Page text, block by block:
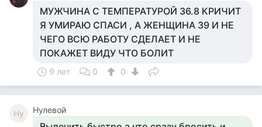
МУЖЧИНА С ТЕМПЕРАТУРОЙ 36.8 КРИЧИТ
Я УМИРАЮ СПАСИ , А ЖЕНЩИНА 39 И НЕ
ЧЕГО ВСЮ РАБОТУ СДЕЛАЕТ И НЕ
ПОКАЖЕТ ВИДУ ЧТО БОЛИТ
9 лет 0 0
Ну Нулевой